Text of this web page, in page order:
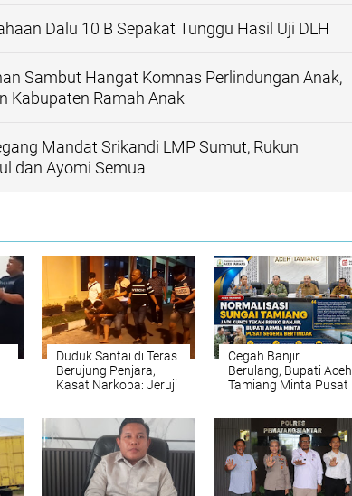
Dalu 10 B Sepakat Tunggu Hasil Uji DLH
Sambut Hangat Komnas Perlindungan Anak,
Kabupaten Ramah Anak
Mandat Srikandi LMP Sumut, Rukun
dan Ayomi Semua
Duduk Santai di Teras
Berujung Penjara,
Kasat Narkoba: Jeruji
Cegah Banjir
Berulang, Bupati Aceh
Tamiang Minta Pusat